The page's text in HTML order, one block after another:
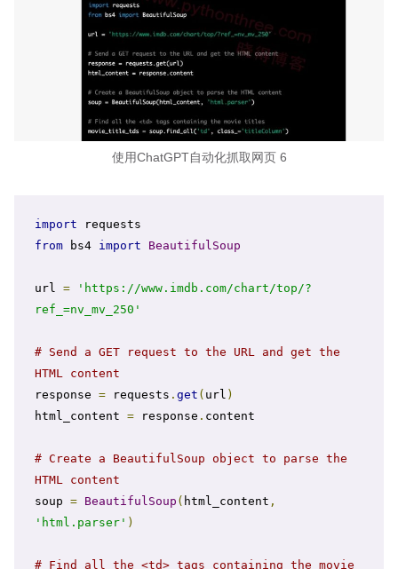
使用ChatGPT自动化抓取网页 6
import
from bs4 import BeautifulSoup
url =
'https://www.imdb.com/chart/top/?
ref_=nv_mv_250'
# Send a GET request to the URL and get the
HTML content
response = requests . get ( url )
html_content = response . content
# Create a BeautifulSoup object to parse the
HTML content
soup = BeautifulSoup ( html_content ,
'html.parser' )
# Find all the <td> tags containing the movie